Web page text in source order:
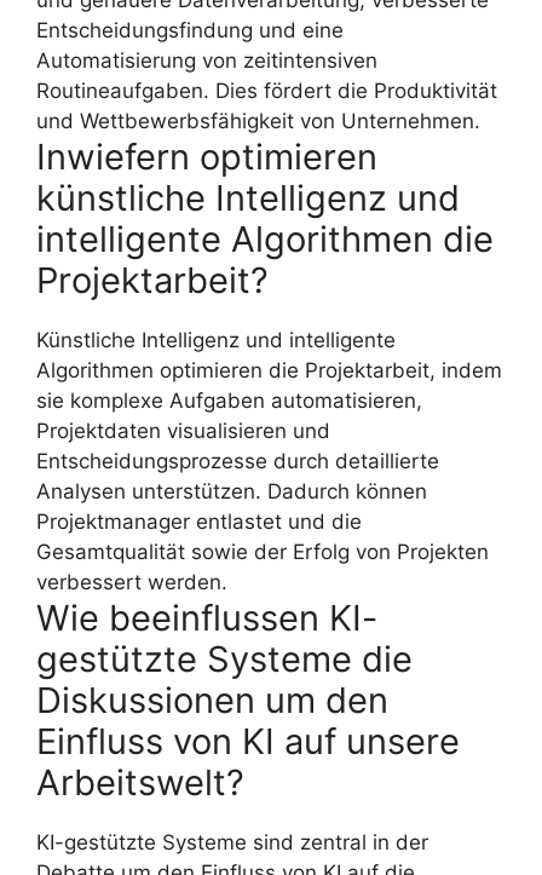
Entscheidungsfindung und eine
Automatisierung von zeitintensiven
Routineaufgaben. Dies fördert die Produktivität
und Wettbewerbsfähigkeit von Unternehmen.
Inwiefern optimieren
künstliche Intelligenz und
intelligente Algorithmen die
Projektarbeit?
Künstliche Intelligenz und intelligente
Algorithmen optimieren die Projektarbeit, indem
sie komplexe Aufgaben automatisieren,
Projektdaten visualisieren und
Entscheidungsprozesse durch detaillierte
Analysen unterstützen. Dadurch können
Projektmanager entlastet und die
Gesamtqualität sowie der Erfolg von Projekten
verbessert werden.
Wie beeinflussen KI-
gestützte Systeme die
Diskussionen um den
Einfluss von KI auf unsere
Arbeitswelt?
KI-gestützte Systeme sind zentral in der